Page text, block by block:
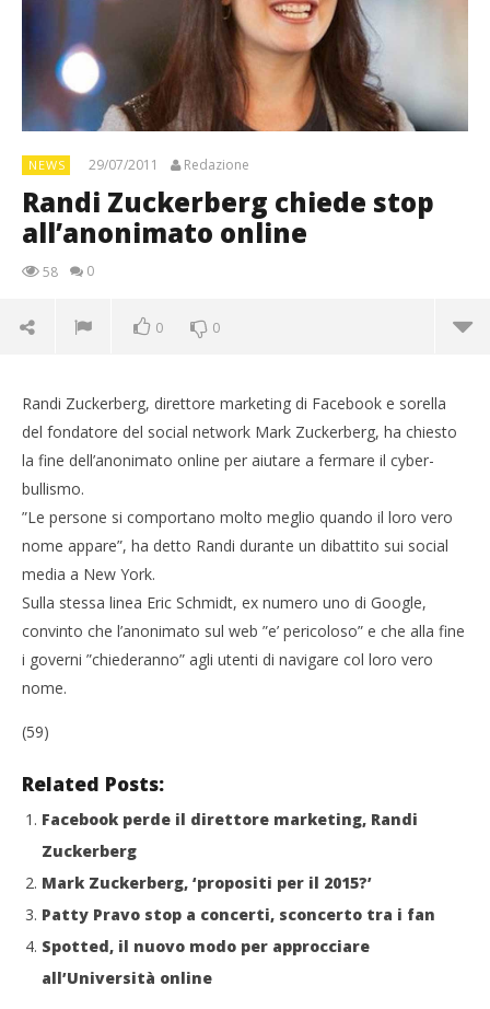
NEWS 29/07/2011 Redazione
Randi Zuckerberg chiede stop
all’anonimato online
58 0
0 0
Randi Zuckerberg chiede stop all’anonimato online
29/07/2011
Randi Zuckerberg, direttore marketing di Facebook e sorella
del fondatore del social network Mark Zuckerberg, ha chiesto
la fine dell’anonimato online per aiutare a fermare il cyber-
bullismo.
”Le persone si comportano molto meglio quando il loro vero
nome appare”, ha detto Randi durante un dibattito sui social
media a New York.
Sulla stessa linea Eric Schmidt, ex numero uno di Google,
convinto che l’anonimato sul web ”e’ pericoloso” e che alla fine
i governi ”chiederanno” agli utenti di navigare col loro vero
nome.
(59)
Related Posts:
Facebook perde il direttore marketing, Randi
Zuckerberg
Mark Zuckerberg, ‘propositi per il 2015?’
Patty Pravo stop a concerti, sconcerto tra i fan
Spotted, il nuovo modo per approcciare
all’Università online